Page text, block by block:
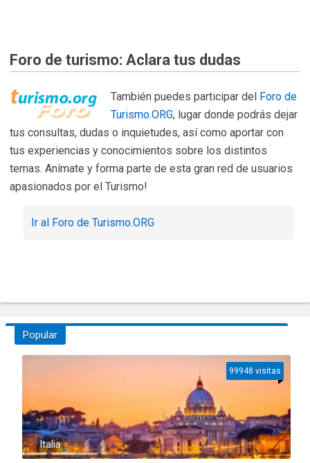
Foro de turismo: Aclara tus dudas
También puedes participar del Foro de
Turismo.ORG, lugar donde podrás dejar
tus consultas, dudas o inquietudes, así como aportar con
tus experiencias y conocimientos sobre los distintos
temas. Anímate y forma parte de esta gran red de usuarios
apasionados por el Turismo!
Ir al Foro de Turismo.ORG
Popular
Italia
99948 visitas